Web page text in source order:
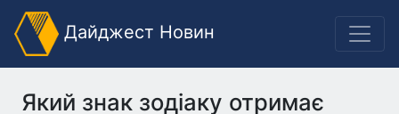
Дайджест Новин
Який знак зодіаку отримає